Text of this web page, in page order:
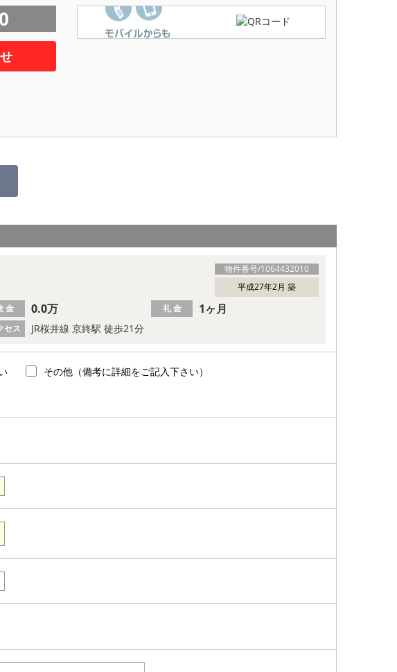
物件番号/1064432010
平成27年2月 築
セス JR桜井線 京終駅 徒歩21分
金 0.0万 礼 金 1ヶ月
その他（備考に詳細をご記入下さい）